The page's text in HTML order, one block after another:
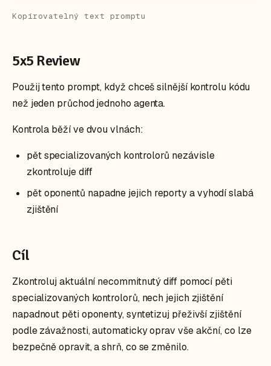
Kopírovatelný text promptu
5x5 Review
Použij tento prompt, když chceš silnější kontrolu kódu
než jeden průchod jednoho agenta.
Kontrola běží ve dvou vlnách:
pět specializovaných kontrolorů nezávisle
zkontroluje diff
pět oponentů napadne jejich reporty a vyhodí slabá
zjištění
Cíl
Zkontroluj aktuální necommitnutý diff pomocí pěti
specializovaných kontrolorů, nech jejich zjištění
napadnout pěti oponenty, syntetizuj přeživší zjištění
podle závažnosti, automaticky oprav vše akční, co lze
bezpečně opravit, a shrň, co se změnilo.